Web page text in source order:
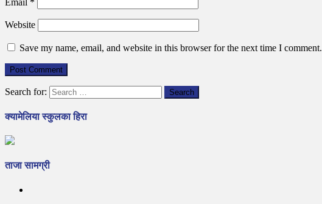
Website
Save my name, email, and website in this browser for the next time I comment.
Search for:
क्यामेलिया स्कुलका हिरा
ताजा सामग्री